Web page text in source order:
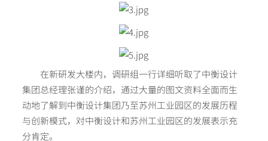
在新研发大楼内，调研组一行详细听取了中衡设计
集团总经理张谨的介绍，通过大量的图文资料全面而生
动地了解到中衡设计集团乃至苏州工业园区的发展历程
与创新模式，对中衡设计和苏州工业园区的发展表示充
分肯定。